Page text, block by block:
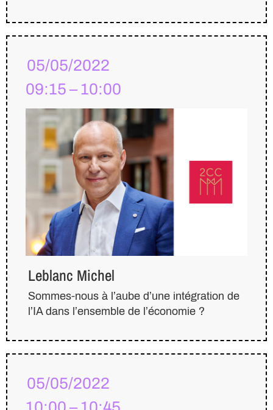
05/05/2022
09:15 – 10:00
Leblanc Michel
Sommes-nous à l’aube d’une intégration de
l’IA dans l’ensemble de l’économie ?
05/05/2022